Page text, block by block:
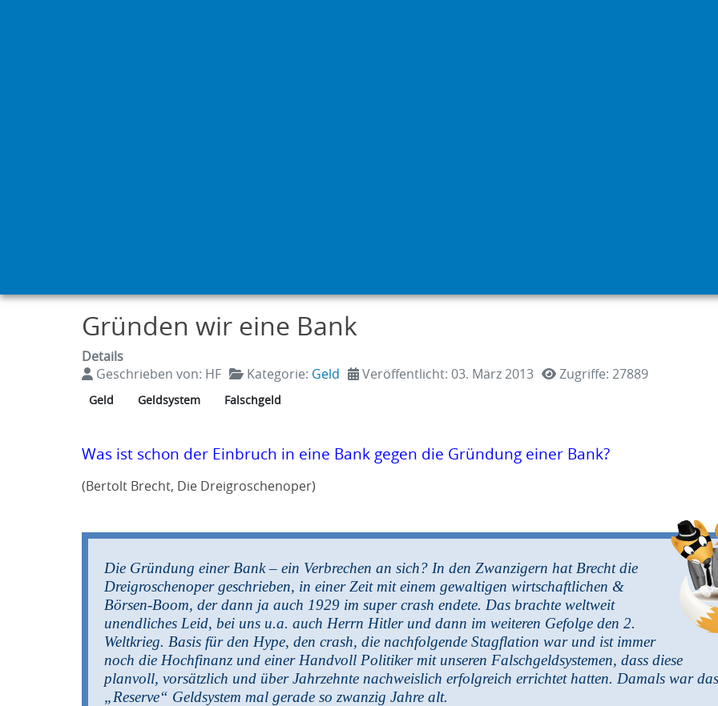
Gründen wir eine Bank
Details
Geschrieben von: HF Kategorie: Geld Veröffentlicht: 03. März 2013 Zugriffe: 27889
Geld Geldsystem Falschgeld
Was ist schon der Einbruch in eine Bank gegen die Gründung einer Bank?
(Bertolt Brecht, Die Dreigroschenoper)
Die Gründung einer Bank – ein Verbrechen an sich? In den Zwanzigern hat Brecht die
Dreigroschenoper geschrieben, in einer Zeit mit einem gewaltigen wirtschaftlichen &
Börsen-Boom, der dann ja auch 1929 im super crash endete. Das brachte weltweit
unendliches Leid, bei uns u.a. auch Herrn Hitler und dann im weiteren Gefolge den 2.
Weltkrieg. Basis für den Hype, den crash, die nachfolgende Stagflation war und ist immer
noch die Hochfinanz und einer Handvoll Politiker mit unseren Falschgeldsystemen, dass diese
planvoll, vorsätzlich und über Jahrzehnte nachweislich erfolgreich errichtet hatten. Damals war das
„Reserve“ Geldsystem mal gerade so zwanzig Jahre alt.